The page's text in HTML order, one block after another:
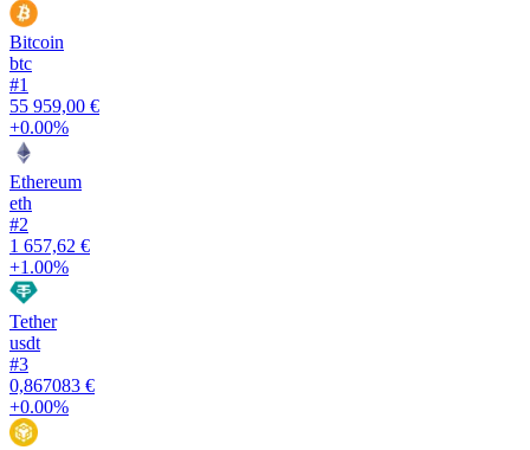
Bitcoin
btc
#1
55 959,00 €
+0.00%
Ethereum
eth
#2
1 657,62 €
+1.00%
Tether
usdt
#3
0,867083 €
+0.00%